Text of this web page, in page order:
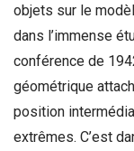
objets sur le
dans l’immense
conférence de
géométrique
position
extrêmes. C’est